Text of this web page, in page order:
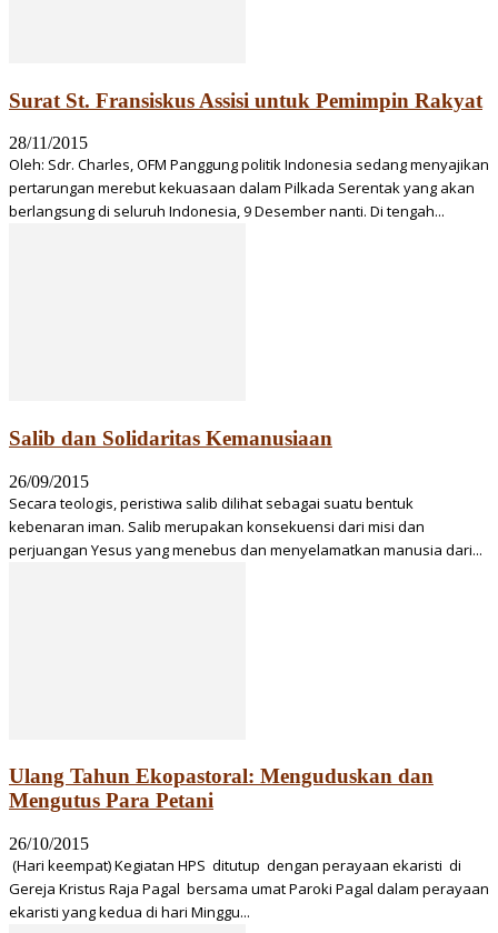
Surat St. Fransiskus Assisi untuk Pemimpin Rakyat
28/11/2015
Oleh: Sdr. Charles, OFM Panggung politik Indonesia sedang menyajikan
pertarungan merebut kekuasaan dalam Pilkada Serentak yang akan
berlangsung di seluruh Indonesia, 9 Desember nanti. Di tengah...
Salib dan Solidaritas Kemanusiaan
26/09/2015
Secara teologis, peristiwa salib dilihat sebagai suatu bentuk
kebenaran iman. Salib merupakan konsekuensi dari misi dan
perjuangan Yesus yang menebus dan menyelamatkan manusia dari...
Ulang Tahun Ekopastoral: Menguduskan dan
Mengutus Para Petani
26/10/2015
(Hari keempat) Kegiatan HPS ditutup dengan perayaan ekaristi di
Gereja Kristus Raja Pagal bersama umat Paroki Pagal dalam perayaan
ekaristi yang kedua di hari Minggu...